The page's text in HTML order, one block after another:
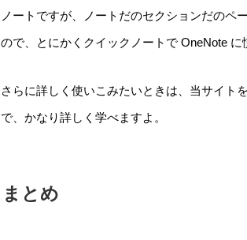
ノートですが、ノートだのセクションだのペ
ので、とにかくクイックノートで OneNote に
さらに詳しく使いこみたいときは、当サイト
で、かなり詳しく学べますよ。
まとめ